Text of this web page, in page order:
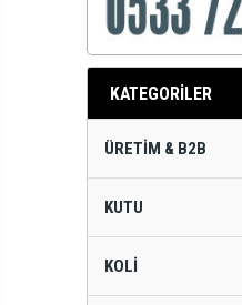
KATEGORİLER
ÜRETIM & B2B
KUTU
KOLI